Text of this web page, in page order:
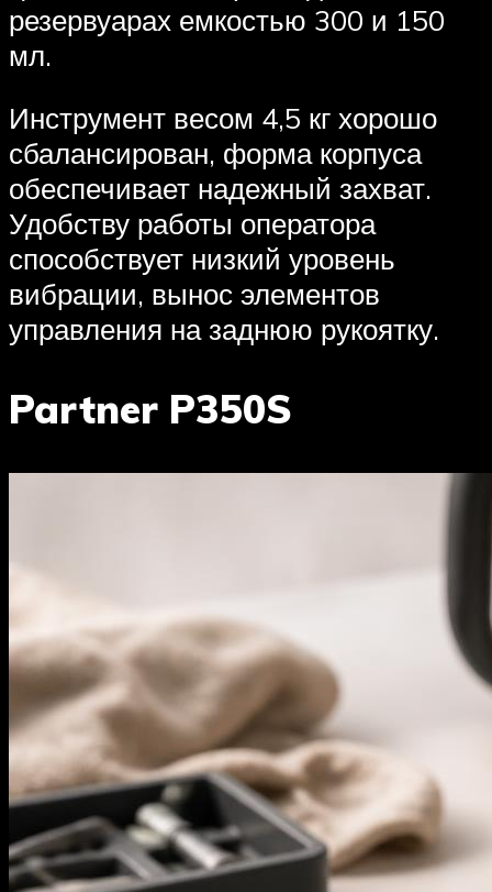
резервуарах емкостью 300 и 150
мл.
Инструмент весом 4,5 кг хорошо
сбалансирован, форма корпуса
обеспечивает надежный захват.
Удобству работы оператора
способствует низкий уровень
вибрации, вынос элементов
управления на заднюю рукоятку.
Partner P350S